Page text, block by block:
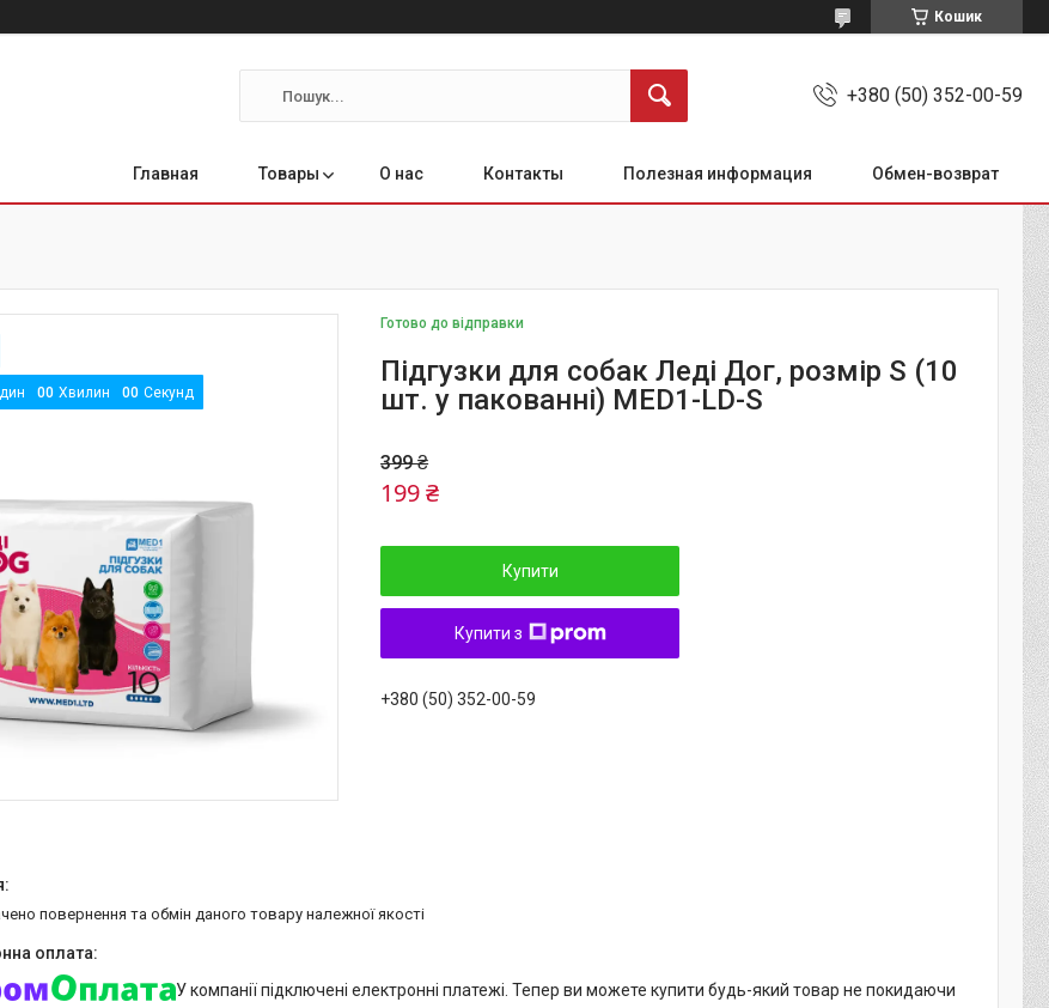
Кошик
+380 (50) 352-00-59
Главная Товары О нас Контакты Полезная информация Обмен-возврат
00 Хвилин 00 Секунд
Готово до відправки
Підгузки для собак Леді Дог, розмір S (10
шт. у пакованні) MED1-LD-S
399 ₴
199 ₴
Купити
Купити з
+380 (50) 352-00-59
повернення та обмін даного товару належної якості
У компанії підключені електронні платежі. Тепер ви можете купити будь-який товар не покидаючи